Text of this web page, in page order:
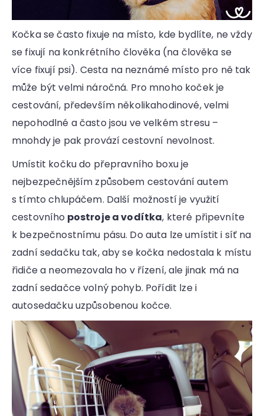
Kočka se často fixuje na místo, kde bydlíte, ne vždy
se fixují na konkrétního člověka (na člověka se
více fixují psi). Cesta na neznámé místo pro ně tak
může být velmi náročná. Pro mnoho koček je
cestování, především několikahodinové, velmi
nepohodlné a často jsou ve velkém stresu –
mnohdy je pak provází cestovní nevolnost.
Umístit kočku do přepravního boxu je
nejbezpečnějším způsobem cestování autem
s tímto chlupáčem. Další možností je využití
cestovního postroje a vodítka, které připevníte
k bezpečnostnímu pásu. Do auta lze umístit i síť na
zadní sedačku tak, aby se kočka nedostala k místu
řidiče a neomezovala ho v řízení, ale jinak má na
zadní sedačce volný pohyb. Pořídit lze i
autosedačku uzpůsobenou kočce.